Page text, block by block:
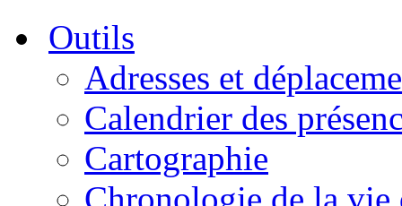
Outils
Adresses et
Calendrier des
Cartographie